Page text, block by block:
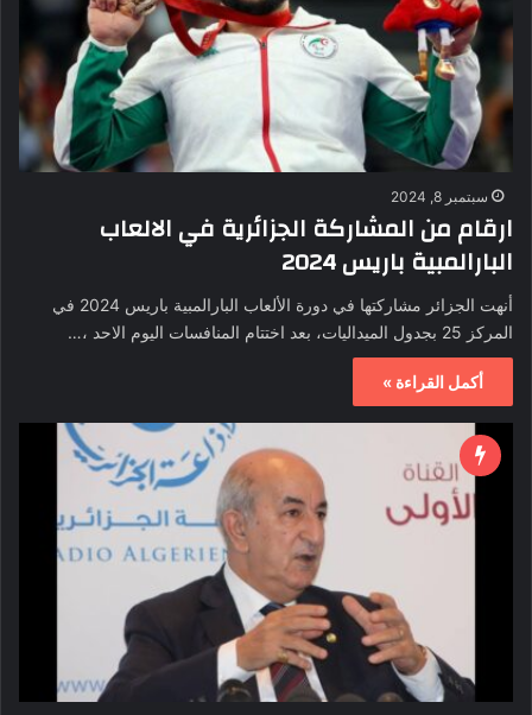
سبتمبر 8, 2024
ارقام من المشاركة الجزائرية في الالعاب
البارالمبية باريس 2024
‎أنهت الجزائر مشاركتها في دورة الألعاب البارالمبية باريس 2024 في
المركز 25 بجدول الميداليات، بعد اختتام المنافسات اليوم الاحد ،…
أكمل القراءة »